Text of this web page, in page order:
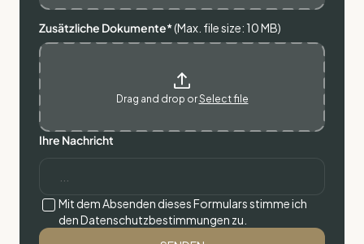
Zusätzliche Dokumente*(Max. file size: 10 MB)
Drag and drop orSelect file
Ihre Nachricht
Mit dem Absenden dieses Formulars stimme ich
den Datenschutzbestimmungen zu.